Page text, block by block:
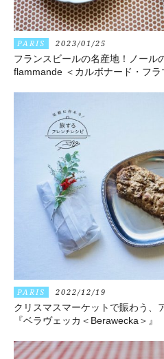
PARIS 2023/01/25
フランスビールの名産地！ノール
flammande ＜カルボナード・フラ
PARIS 2022/12/19
クリスマスマーケットで賑わう、
『ベラヴェッカ＜Berawecka＞』